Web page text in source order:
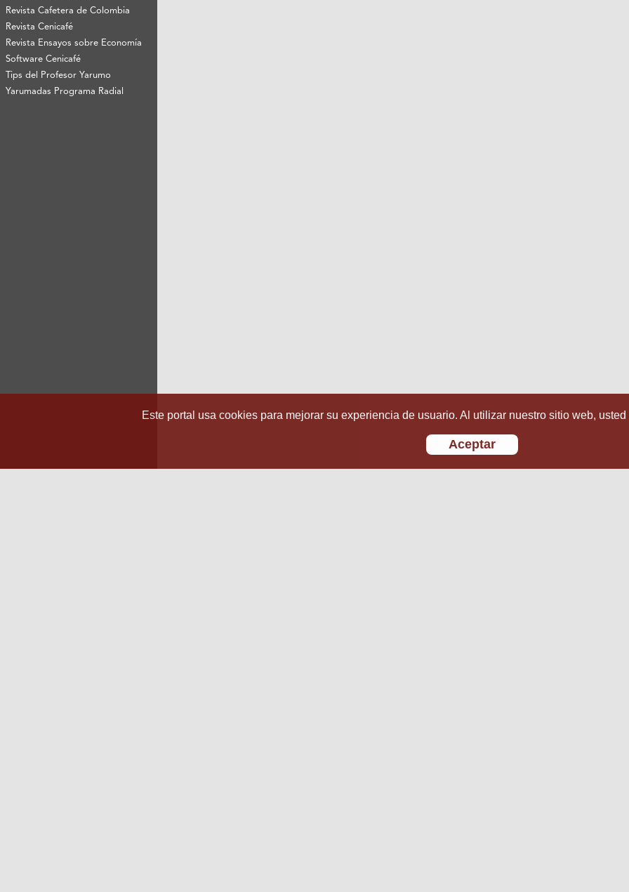
Revista Cafetera de Colombia
Revista Cenicafé
Revista Ensayos sobre Economía
Software Cenicafé
Tips del Profesor Yarumo
Yarumadas Programa Radial
Este portal usa cookies para mejorar su experiencia de usuario. Al utilizar nuestro sitio web,
Aceptar